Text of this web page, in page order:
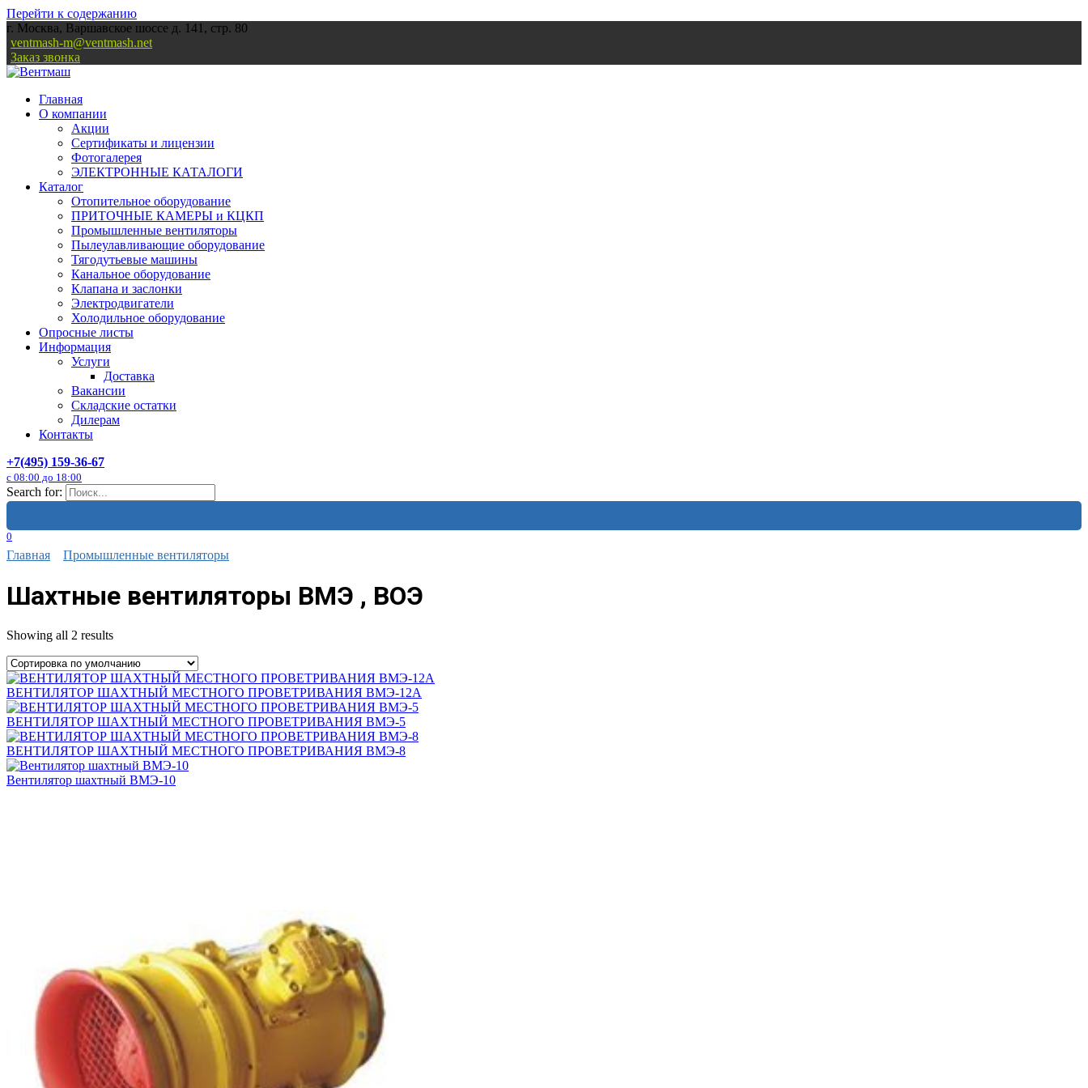
Перейти к содержанию
г. Москва, Варшавское шоссе д. 141, стр. 80
ventmash-m@ventmash.net
Заказ звонка
Главная
О компании
Акции
Сертификаты и лицензии
Фотогалерея
ЭЛЕКТРОННЫЕ КАТАЛОГИ
Каталог
Отопительное оборудование
ПРИТОЧНЫЕ КАМЕРЫ и КЦКП
Промышленные вентиляторы
Пылеулавливающие оборудование
Тягодутьевые машины
Канальное оборудование
Клапана и заслонки
Электродвигатели
Холодильное оборудование
Опросные листы
Информация
Услуги
Доставка
Вакансии
Складские остатки
Дилерам
Контакты
+7(495) 159-36-67
с 08:00 до 18:00
Search for:
0
Главная Промышленные вентиляторы
Шахтные вентиляторы ВМЭ , ВОЭ
Showing all 2 results
ВЕНТИЛЯТОР ШАХТНЫЙ МЕСТНОГО ПРОВЕТРИВАНИЯ ВМЭ-12А
ВЕНТИЛЯТОР ШАХТНЫЙ МЕСТНОГО ПРОВЕТРИВАНИЯ ВМЭ-5
ВЕНТИЛЯТОР ШАХТНЫЙ МЕСТНОГО ПРОВЕТРИВАНИЯ ВМЭ-8
Вентилятор шахтный ВМЭ-10